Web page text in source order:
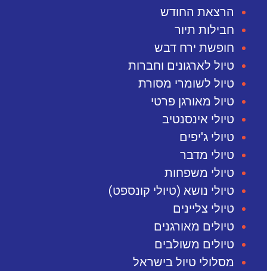
הרצאת החודש
חבילות תיור
חופשת ירח דבש
טיול לארגונים וחברות
טיול לשומרי מסורת
טיול מאורגן פרטי
טיולי אינסנטיב
טיולי ג'יפים
טיולי מדבר
טיולי משפחות
טיולי נושא (טיולי קונספט)
טיולי צליינים
טיולים מאורגנים
טיולים משולבים
מסלולי טיול בישראל